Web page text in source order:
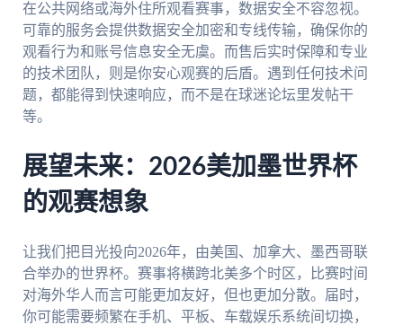
在公共网络或海外住所观看赛事，数据安全不容忽视。
可靠的服务会提供数据安全加密和专线传输，确保你的
观看行为和账号信息安全无虞。而售后实时保障和专业
的技术团队，则是你安心观赛的后盾。遇到任何技术问
题，都能得到快速响应，而不是在球迷论坛里发帖干
等。
展望未来：2026美加墨世界杯
的观赛想象
让我们把目光投向2026年，由美国、加拿大、墨西哥联
合举办的世界杯。赛事将横跨北美多个时区，比赛时间
对海外华人而言可能更加友好，但也更加分散。届时，
你可能需要频繁在手机、平板、车载娱乐系统间切换，